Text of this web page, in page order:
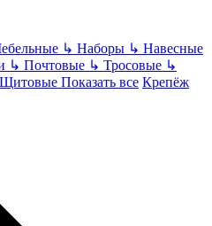
↳ Наборы ↳ Навесные
↳ Почтовые ↳ Тросовые ↳
Щитовые Показать все Крепёж